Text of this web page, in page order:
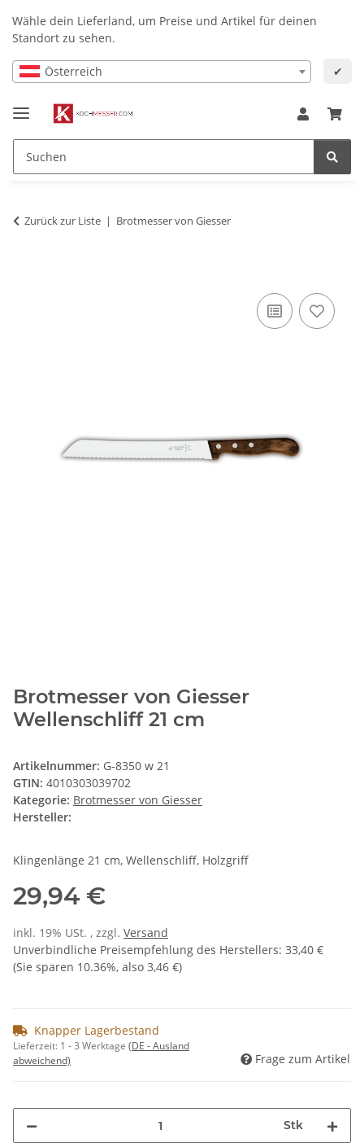
Wähle dein Lieferland, um Preise und Artikel für deinen
Standort zu sehen.
Österreich ✔
Zurück zur Liste Brotmesser von Giesser
Brotmesser von Giesser
Wellenschliff 21 cm
Artikelnummer: G-8350 w 21
GTIN: 4010303039702
Kategorie: Brotmesser von Giesser
Hersteller:
Klingenlänge 21 cm, Wellenschliff, Holzgriff
29,94 €
inkl. 19% USt. , zzgl. Versand
Unverbindliche Preisempfehlung des Herstellers: 33,40 €
(Sie sparen 10.36%, also 3,46 €)
Knapper Lagerbestand
Lieferzeit: 1 - 3 Werktage (DE - Ausland
abweichend)
Frage zum Artikel
Stk